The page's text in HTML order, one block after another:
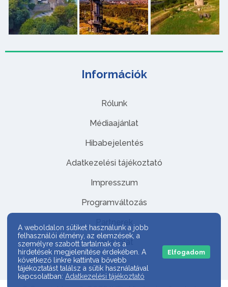
Információk
Rólunk
Médiaajánlat
Hibabejelentés
Adatkezelési tájékoztató
Impresszum
Programváltozás
Partnerek
Kapcsolat
A weboldalon sütiket használunk a jobb
felhasználói élmény, az elemzések, a
személyre szabott tartalmak és a
hirdetések megjelenítése érdekében. A
következő linkre kattintva bővebb
tájékoztatást találsz a sütik használatával
kapcsolatban: Adatkezelési tájékoztató
Elfogadom